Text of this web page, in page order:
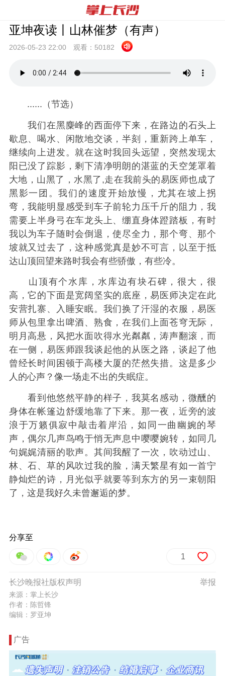
亚坤夜读丨山林催梦（有声）
2026-05-23 22:00 观看： 50182
......（节选）
我们在黑麋峰的西面停下来，在路边的石头上
歇息、喝水、闲散地交谈，半刻，重新跨上单车，
继续向上进发。就在这时我回头远望，突然发现太
阳已没了踪影，剩下清净明朗的湛蓝的天空笼罩着
大地，山黑了，水黑了,走在我前头的易医师也成了
黑影一团。我们的速度开始放慢，尤其在坡上拐
弯，我能明显感受到车子前轮力压千斤的阻力，我
需要上半身弓在车龙头上、绷直身体蹬踏板，有时
我以为车子随时会倒退，使尽全力，那个弯、那个
坡就又过去了，这种感觉真是妙不可言，以至于抵
达山顶回望来路时我会有些骄傲，有些冷。
山顶有个水库，水库边有块石碑，很大，很
高，它的下面是宽阔坚实的底座，易医师决定在此
安营扎寨、入睡安眠。我们换了汗湿的衣服，易医
师从包里拿出啤酒、熟食，在我们上面苍穹无际，
明月高悬，风把水面吹得水光粼粼，涛声翻滚，而
在一侧，易医师跟我谈起他的从医之路，谈起了他
曾经长时间困顿于高楼大厦的茫然失措。这是多少
人的心声？像一场走不出的失眠症。
看到他悠然平静的样子，我莫名感动，微醺的
身体在帐篷边舒缓地靠了下来。那一夜，近旁的波
浪于万籁俱寂中敲击着岸沿，如同一曲幽婉的琴
声，偶尔几声鸟鸣于悄无声息中嘤嘤婉转，如同几
句娓娓清丽的歌声。其间我醒了一次，吹动过山、
林、石、草的风吹过我的脸，满天繁星有如一首宁
静灿烂的诗，月光似乎就要等到东方的另一束朝阳
了，这是我好久未曾邂逅的梦。
分享至
1
举报
长沙晚报社版权声明
来源：掌上长沙
作者：陈哲锋
编辑：罗亚坤
广告